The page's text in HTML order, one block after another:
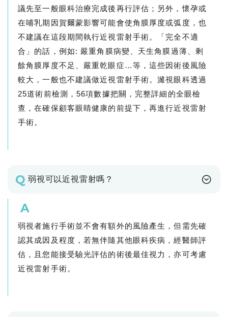
議先至一般眼科治療完成後再行評估；另外，懷孕或
在哺乳期因賀爾蒙影響可能會使角膜厚度或弧度，也
不建議在這段期間執行近視雷射手術。「完全不適
合」的話，例如: 嚴重角膜病變、天生角膜過薄、剩
餘角膜厚度不足、嚴重乾眼症…等，這些因術後風險
較大，一般也不建議做近視雷射手術。濰視眼科透過
25道術前檢測，56項數據把關，完整詳細的全眼檢
查，在確保顧客眼睛健康的前提下，再進行近視雷射
手術。
Q 弱視可以近視雷射嗎？
A
弱視者施行手術並不會有額外的風險產生，但需先確
認其成因及程度，若無伴隨其他眼科疾病，經醫師評
估，且您能接受驗光評估的術後最佳視力，亦可考慮
近視雷射手術。